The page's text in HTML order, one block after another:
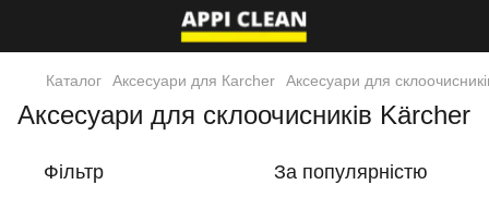
Каталог Аксесуари для Кarcher Аксесуари для
Аксесуари для склоочисників Kärcher
Фільтр За популярністю